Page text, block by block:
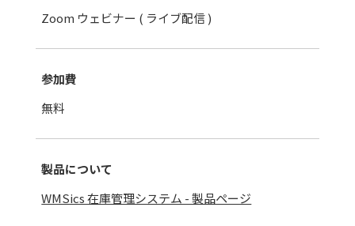
Zoom ウェビナー ( ライブ配信 )
参加費
無料
製品について
WMSics 在庫管理システム - 製品ページ